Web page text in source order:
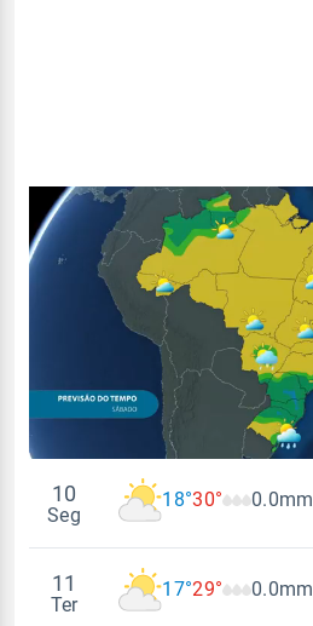
10
Seg
18°30° 0.0mm
MadrugadaManhãTarde
11
Ter
17°29° 0.0mm